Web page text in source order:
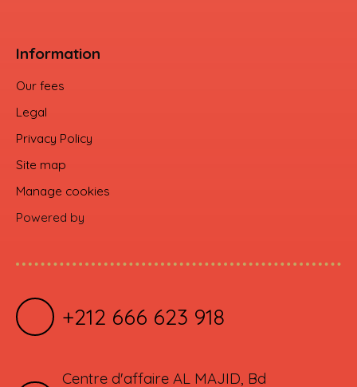
Information
Our fees
Legal
Privacy Policy
Site map
Manage cookies
Powered by
+212 666 623 918
Centre d'affaire AL MAJID, Bd